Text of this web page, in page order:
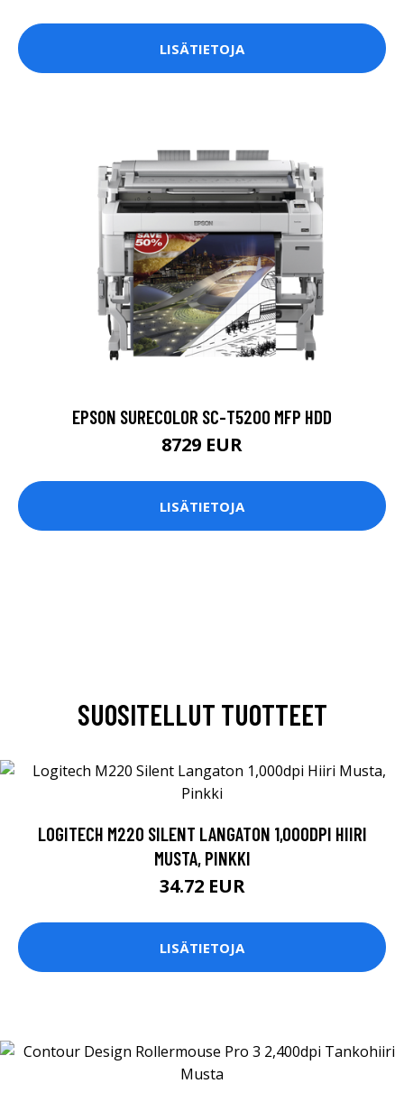
LISÄTIETOJA
EPSON SURECOLOR SC-T5200 MFP HDD
8729 EUR
LISÄTIETOJA
SUOSITELLUT TUOTTEET
LOGITECH M220 SILENT LANGATON 1,000DPI HIIRI
MUSTA, PINKKI
34.72 EUR
LISÄTIETOJA